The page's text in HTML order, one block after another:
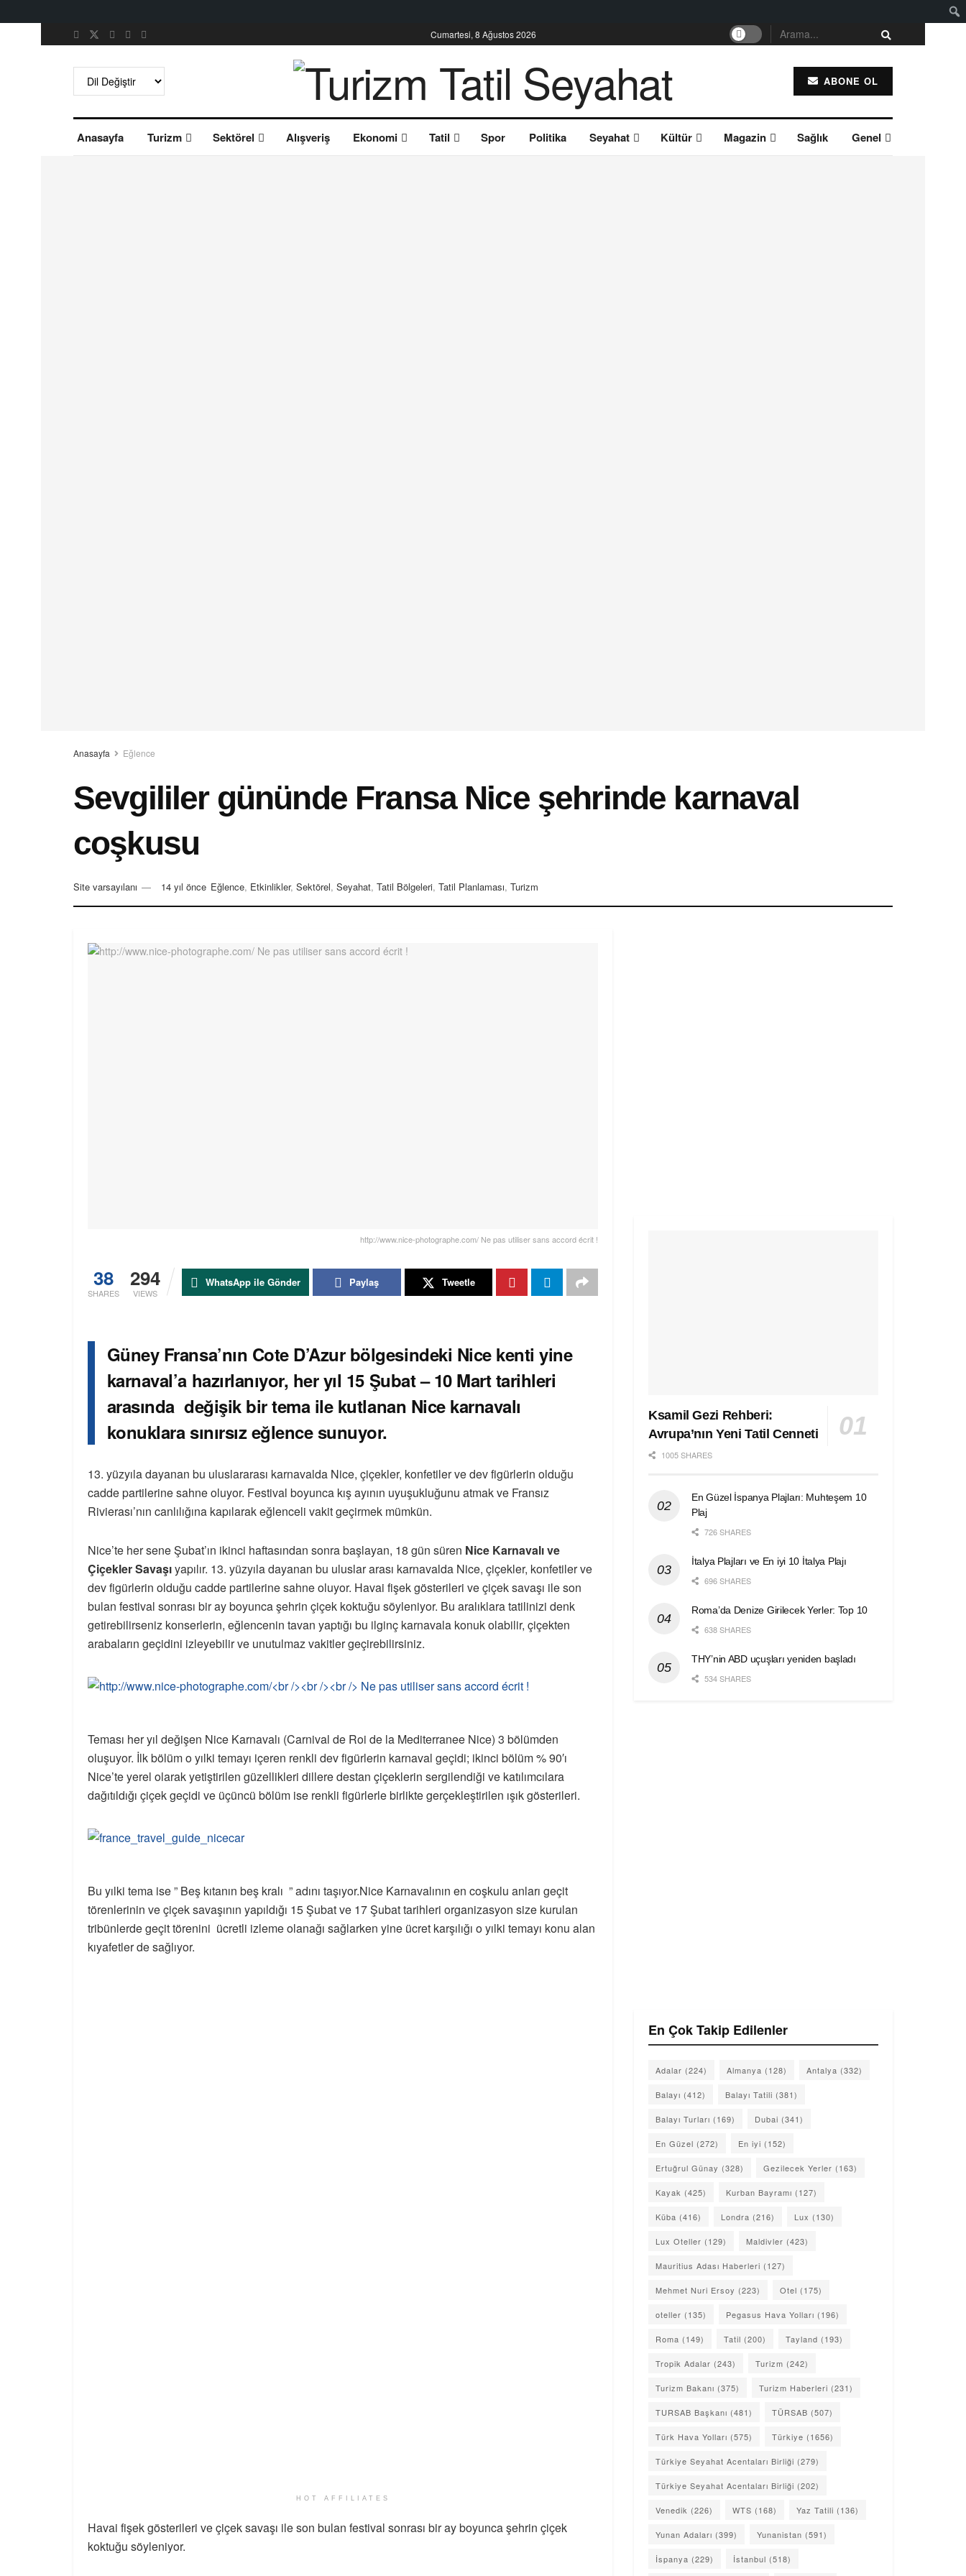
Cumartesi, 8 Ağustos 2026
ABONE OL
Anasayfa Turizm Sektörel Alışveriş Ekonomi Tatil Spor Politika Seyahat Kültür Magazin Sağlık Genel
Anasayfa Eğlence
Sevgililer gününde Fransa Nice şehrinde karnaval
coşkusu
Site varsayılanı 14 yıl önce Eğlence, Etkinlikler, Sektörel, Seyahat, Tatil Bölgeleri, Tatil Planlaması, Turizm
http://www.nice-photographe.com/ Ne pas utiliser sans accord écrit !
38
SHARES
294
VIEWS
WhatsApp ile Gönder Paylaş Tweetle
Güney Fransa’nın Cote D’Azur bölgesindeki Nice kenti yine
karnaval’a hazırlanıyor, her yıl 15 Şubat – 10 Mart tarihleri
arasında değişik bir tema ile kutlanan Nice karnavalı
konuklara sınırsız eğlence sunuyor.
13. yüzyıla dayanan bu uluslararası karnavalda Nice, çiçekler, konfetiler ve dev figürlerin olduğu
cadde partilerine sahne oluyor. Festival boyunca kış ayının uyuşukluğunu atmak ve Fransız
Rivierası’nın canlılığına kapılarak eğlenceli vakit geçirmek mümkün.
Nice’te her sene Şubat’ın ikinci haftasından sonra başlayan, 18 gün süren Nice Karnavalı ve
Çiçekler Savaşıyapılır. 13. yüzyıla dayanan bu uluslar arası karnavalda Nice, çiçekler, konfetiler ve
dev figürlerin olduğu cadde partilerine sahne oluyor. Havai fişek gösterileri ve çiçek savaşı ile son
bulan festival sonrası bir ay boyunca şehrin çiçek koktuğu söyleniyor. Bu aralıklara tatilinizi denk
getirebilirseniz konserlerin, eğlencenin tavan yaptığı bu ilginç karnavala konuk olabilir, çiçekten
arabaların geçidini izleyebilir ve unutulmaz vakitler geçirebilirsiniz.
Teması her yıl değişen Nice Karnavalı (Carnival de Roi de la Mediterranee Nice) 3 bölümden
oluşuyor. İlk bölüm o yılki temayı içeren renkli dev figürlerin karnaval geçidi; ikinci bölüm % 90′ı
Nice’te yerel olarak yetiştirilen güzellikleri dillere destan çiçeklerin sergilendiği ve katılımcılara
dağıtıldığı çiçek geçidi ve üçüncü bölüm ise renkli figürlerle birlikte gerçekleştirilen ışık gösterileri.
Bu yılki tema ise ” Beş kıtanın beş kralı ” adını taşıyor.Nice Karnavalının en coşkulu anları geçit
törenlerinin ve çiçek savaşının yapıldığı 15 Şubat ve 17 Şubat tarihleri organizasyon size kurulan
tribünlerde geçit törenini ücretli izleme olanağı sağlarken yine ücret karşılığı o yılki temayı konu alan
kıyafetler de sağlıyor.
HOT AFFILIATES
Havai fişek gösterileri ve çiçek savaşı ile son bulan festival sonrası bir ay boyunca şehrin çiçek
koktuğu söyleniyor.
Ksamil Gezi Rehberi:
Avrupa’nın Yeni Tatil Cenneti
1005 SHARES
En Güzel İspanya Plajları: Muhteşem 10
Plaj
726 SHARES
İtalya Plajları ve En iyi 10 İtalya Plajı
696 SHARES
Roma’da Denize Girilecek Yerler: Top 10
638 SHARES
THY’nin ABD uçuşları yeniden başladı
534 SHARES
En Çok Takip Edilenler
Adalar (224) Almanya (128) Antalya (332)
Balayı (412) Balayı Tatili (381)
Balayı Turları (169) Dubai (341)
En Güzel (272) En iyi (152)
Ertuğrul Günay (328) Gezilecek Yerler (163)
Kayak (425) Kurban Bayramı (127)
Küba (416) Londra (216) Lux (130)
Lux Oteller (129) Maldivler (423)
Mauritius Adası Haberleri (127)
Mehmet Nuri Ersoy (223) Otel (175)
oteller (135) Pegasus Hava Yolları (196)
Roma (149) Tatil (200) Tayland (193)
Tropik Adalar (243) Turizm (242)
Turizm Bakanı (375) Turizm Haberleri (231)
TURSAB Başkanı (481) TÜRSAB (507)
Türk Hava Yolları (575) Türkiye (1656)
Türkiye Seyahat Acentaları Birliği (279)
Türkiye Seyahat Acentaları Birliği (202)
Venedik (226) WTS (168) Yaz Tatili (136)
Yunan Adaları (399) Yunanistan (591)
İspanya (229) İstanbul (518)